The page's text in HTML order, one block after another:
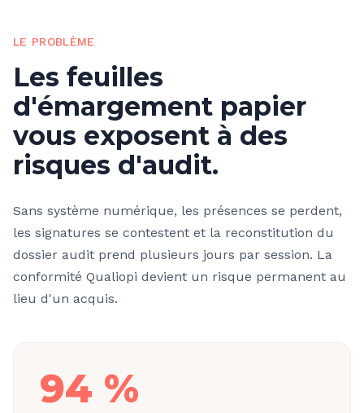
LE PROBLÈME
Les feuilles
d'émargement papier
vous exposent à des
risques d'audit.
Sans système numérique, les présences se perdent,
les signatures se contestent et la reconstitution du
dossier audit prend plusieurs jours par session. La
conformité Qualiopi devient un risque permanent au
lieu d'un acquis.
94 %